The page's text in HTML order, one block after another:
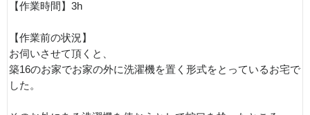
【作業時間】3h
【作業前の状況】
お伺いさせて頂くと、
築16のお家でお家の外に洗濯機を置く形式をとっているお宅で
した。